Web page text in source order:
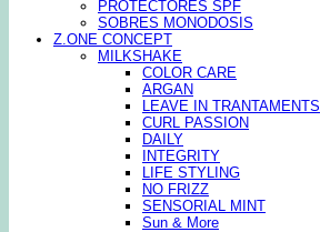
PROTECTORES SPF
SOBRES MONODOSIS
Z.ONE CONCEPT
MILKSHAKE
COLOR CARE
ARGAN
LEAVE IN TRANTAMENTS
CURL PASSION
DAILY
INTEGRITY
LIFE STYLING
NO FRIZZ
SENSORIAL MINT
Sun & More